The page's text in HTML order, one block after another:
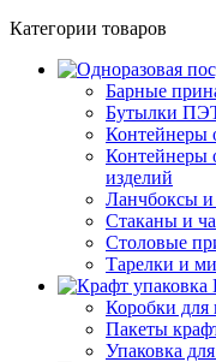
Категории товаров
Барные
Бутылки
Контейнеры
Контейнеры
изделий
Ланчбоксы и
Стаканы и
Столовые
Тарелки и
Коробки для
Пакеты
Упаковка